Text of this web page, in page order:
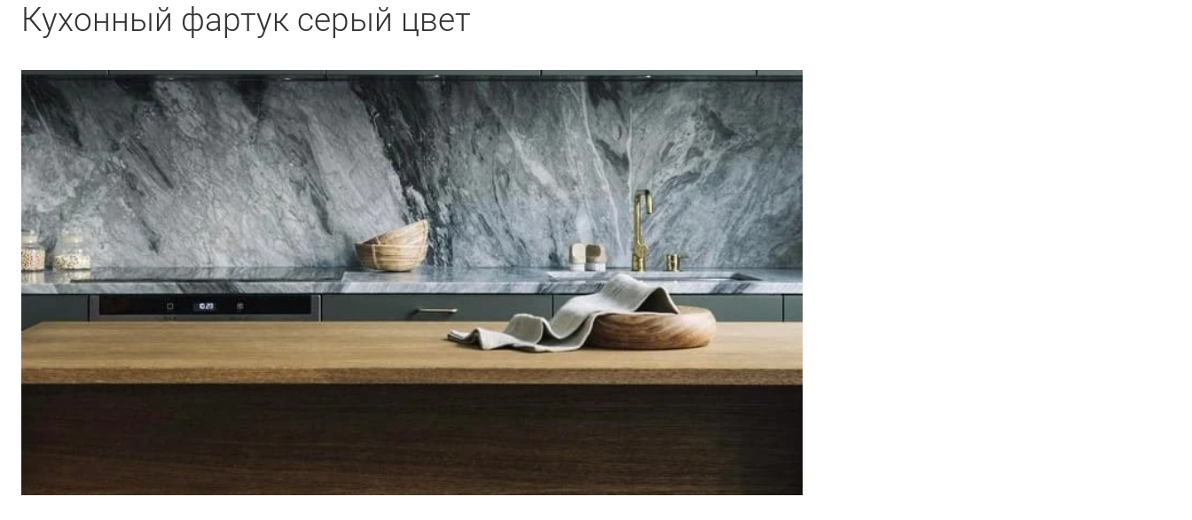
Кухонный фартук серый цвет